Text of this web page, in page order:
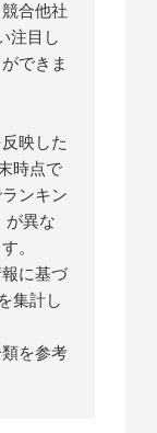
合他社
注目し
できま
映した
時点で
ンキン
が異な
。
に基づ
集計し
を参考